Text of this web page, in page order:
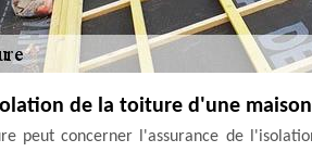
de la toiture d'une maison
peut concerner l'assurance de